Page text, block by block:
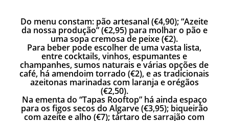
Do menu constam: pão artesanal (€4,90); “Azeite
da nossa produção” (€2,95) para molhar o pão e
uma sopa cremosa de peixe (€2).
Para beber pode escolher de uma vasta lista,
entre cocktails, vinhos, espumantes e
champanhes, sumos naturais e várias opções de
café, há amendoim torrado (€2), e as tradicionais
azeitonas marinadas com laranja e orégãos
(€2,50).
Na ementa do “Tapas Rooftop” há ainda espaço
para os figos secos do Algarve (€3,95); biqueirão
com azeite e alho (€7); tártaro de sarrajão com